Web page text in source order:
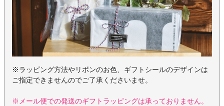
※ラッピング方法やリボンのお色、ギフトシールのデザインは
ご指定できませんのでご了承くださいませ。
※メール便での発送のギフトラッピングは承っておりません。